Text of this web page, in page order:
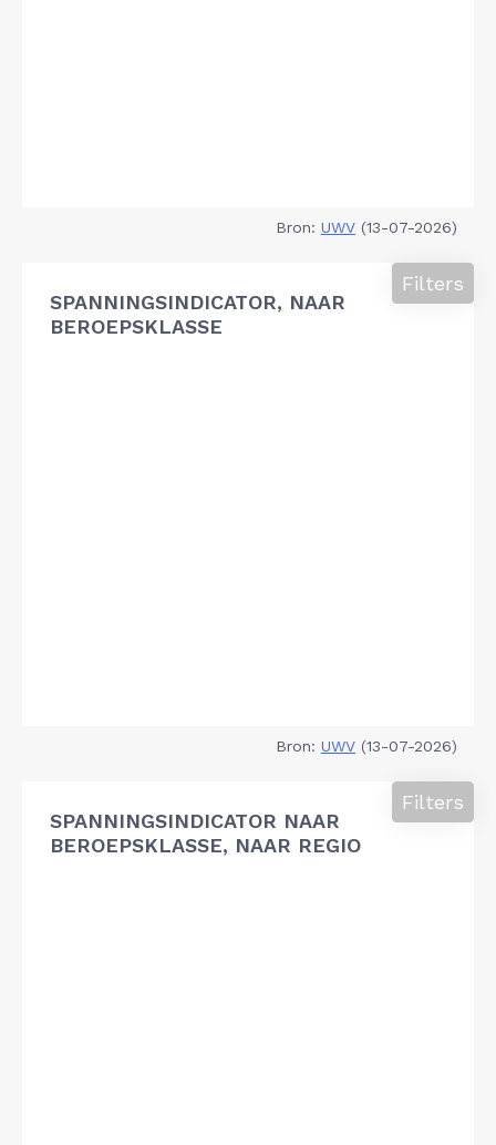
Bron: UWV (13-07-2026)
SPANNINGSINDICATOR, NAAR
BEROEPSKLASSE
Filters
Bron: UWV (13-07-2026)
SPANNINGSINDICATOR NAAR
BEROEPSKLASSE, NAAR REGIO
Filters